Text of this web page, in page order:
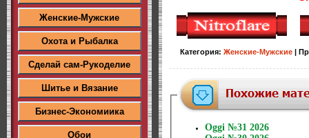
Женские-Мужские
Охота и Рыбалка
Сделай сам-Рукоделие
Шитье и Вязание
Бизнес-Экономиика
Обои
Категория: Женские-Мужские
Oggi №31 2026